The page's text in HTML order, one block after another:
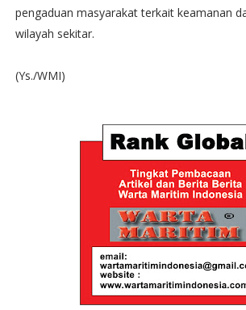
pengaduan masyarakat terkait keamanan
wilayah sekitar.
(Ys./WMI)